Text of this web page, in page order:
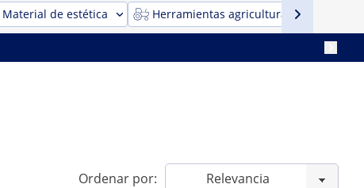
Material de estética Herramientas agricultura
Ordenar por: